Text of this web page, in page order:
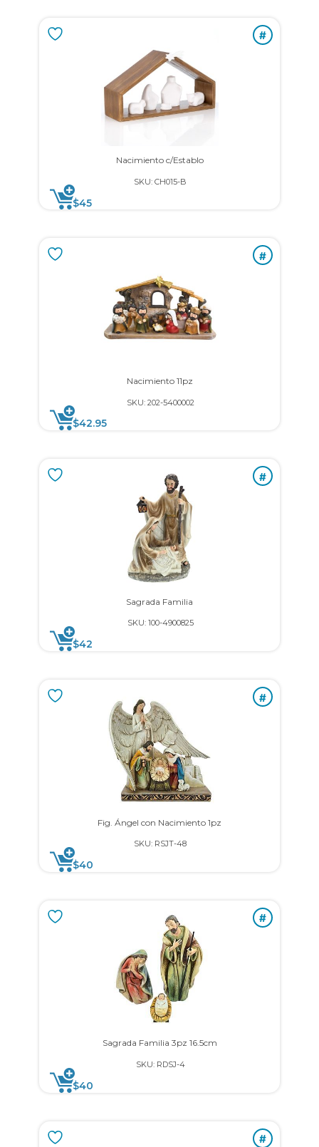
#
Nacimiento c/Establo
SKU: CH015-B
$45
#
Nacimiento 11pz
SKU: 202-5400002
$42.95
#
Sagrada Familia
SKU: 100-4900825
$42
#
Fig. Ángel con Nacimiento 1pz
SKU: RSJT-48
$40
#
Sagrada Familia 3pz 16.5cm
SKU: RDSJ-4
$40
#